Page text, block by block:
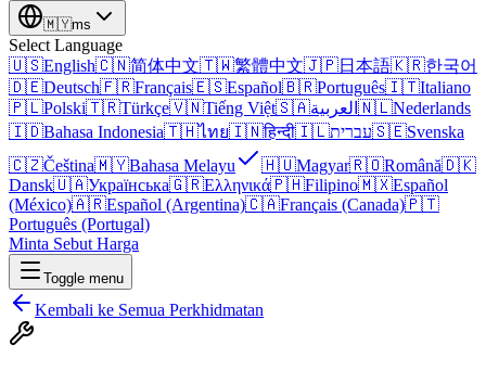
🇲🇾ms
Select Language
🇺🇸English🇨🇳简体中文🇹🇼繁體中文🇯🇵日本語🇰🇷한국어
🇩🇪Deutsch🇫🇷Français🇪🇸Español🇧🇷Português🇮🇹Italiano
🇵🇱Polski🇹🇷Türkçe🇻🇳Tiếng Việt🇸🇦العربية 🇳🇱Nederlands
🇮🇩Bahasa Indonesia🇹🇭ไทย🇮🇳हिन्दी🇮🇱עברית🇸🇪Svenska
🇨🇿Čeština🇲🇾Bahasa Melayu 🇭🇺Magyar🇷🇴Română🇩🇰
Dansk🇺🇦Українська🇬🇷Ελληνικά🇵🇭Filipino🇲🇽Español
(México)🇦🇷Español (Argentina)🇨🇦Français (Canada)🇵🇹
Português (Portugal)
Minta Sebut Harga
Toggle menu
Kembali ke Semua Perkhidmatan